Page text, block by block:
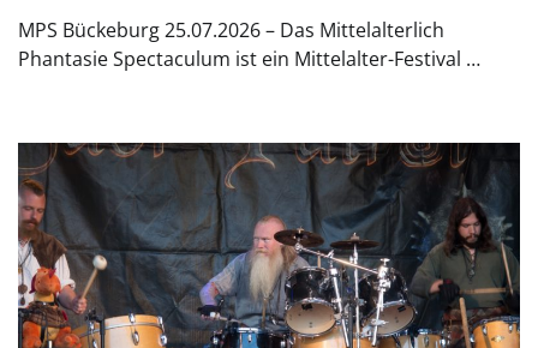
MPS Bückeburg 25.07.2026 – Das Mittelalterlich
Phantasie Spectaculum ist ein Mittelalter-Festival …